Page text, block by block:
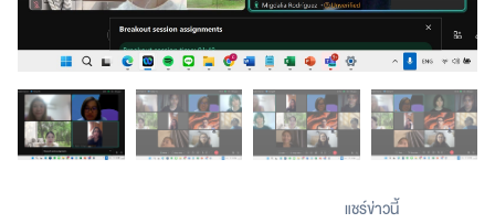
แชร์ข่าวนี้